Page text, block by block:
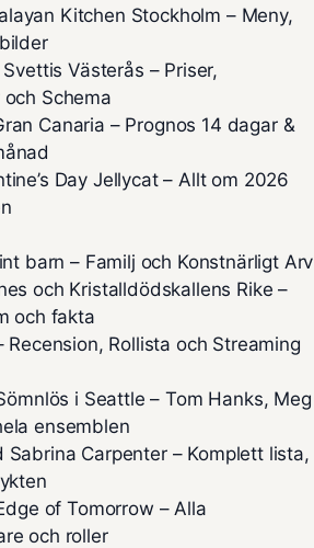
Kitchen Stockholm – Meny,
Västerås – Priser,
Schema
Canaria – Prognos 14 dagar &
Day Jellycat – Allt om 2026
barn – Familj och Konstnärligt Arv
och Kristalldödskallens Rike –
och fakta
Recension, Rollista och Streaming
i Seattle – Tom Hanks, Meg
ensemblen
Sabrina Carpenter – Komplett lista,
of Tomorrow – Alla
och roller